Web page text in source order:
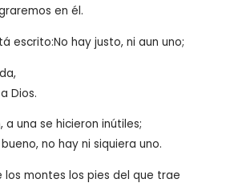
en él.
escrito:No hay justo, ni aun uno;
Dios.
a una se hicieron inútiles;
no hay ni siquiera uno.
los montes los pies del que trae